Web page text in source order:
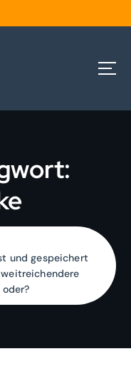
und gespeichert